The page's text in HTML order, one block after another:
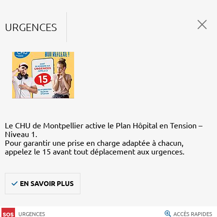
URGENCES
Le CHU de Montpellier active le Plan Hôpital en Tension –
Niveau 1.
Pour garantir une prise en charge adaptée à chacun,
appelez le 15 avant tout déplacement aux urgences.
EN SAVOIR PLUS
URGENCES ACCÈS RAPIDES